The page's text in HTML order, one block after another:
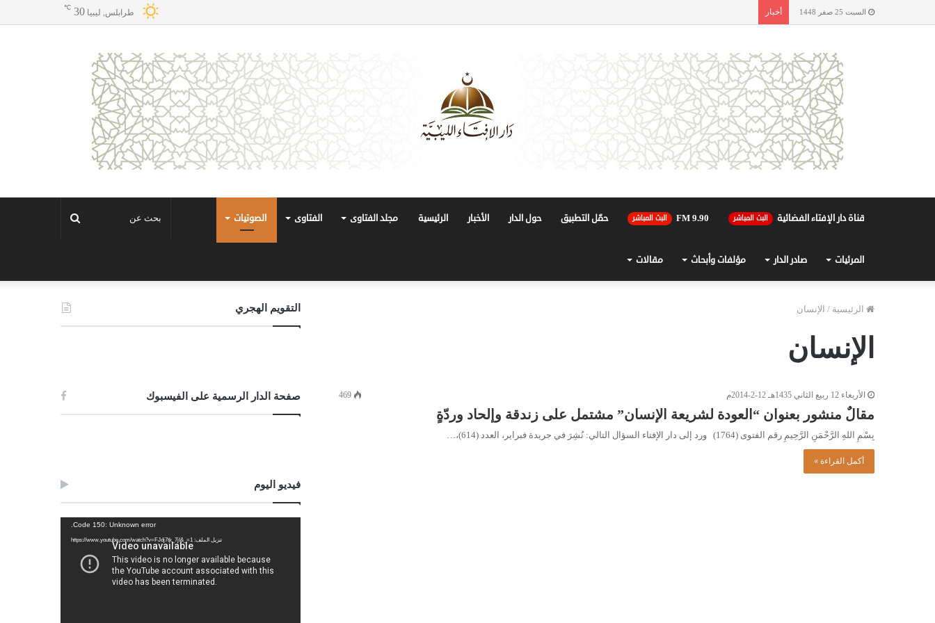
السبت 25 صفر 1448 أخبار طرابلس, ليبيا 30
℃
قناة دار الإفتاء الفضائية البث المباشر 90.FM 9 البث المباشر حمّل التطبيق حول الدار الأخبار الرئيسية مجلد الفتاوى الفتاوى الصوتيات
المرئيات صادر الدار مؤلفات وأبحاث مقالات
الرئيسية / الإنسان
الإنسان
الأربعاء 12 ربيع الثاني 1435هـ 12-2-2014م 469
مقالٌ منشور بعنوان “العودة لشريعة الإنسان” مشتمل على زندقة وإلحاد وردّةٍ
بِسْمِ اللهِ الرَّحْمَنِ الرَّحِيمِ رقم الفتوى (1764) ورد إلى دار الإفتاء السؤال التالي: نُشِرَ في جريدة فبراير، العدد (614)،…
أكمل القراءة »
التقويم الهجري
صفحة الدار الرسمية على الفيسبوك
فيديو اليوم
Code 150: Unknown error.
تنزيل الملف: https://www.youtube.com/watch?v=FJdj7tk_7jI&_=1